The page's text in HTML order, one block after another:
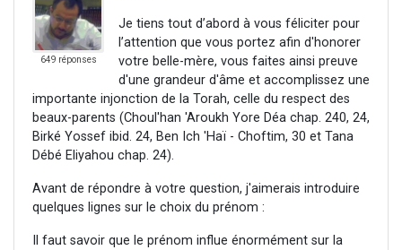
649 réponses
Je tiens tout d’abord à vous féliciter pour
l’attention que vous portez afin d'honorer
votre belle-mère, vous faites ainsi preuve
d'une grandeur d'âme et accomplissez une
importante injonction de la Torah, celle du respect des
beaux-parents (Choul'han 'Aroukh Yore Déa chap. 240, 24,
Birké Yossef ibid. 24, Ben Ich 'Haï - Choftim, 30 et Tana
Débé Eliyahou chap. 24).
Avant de répondre à votre question, j'aimerais introduire
quelques lignes sur le choix du prénom :
Il faut savoir que le prénom influe énormément sur la